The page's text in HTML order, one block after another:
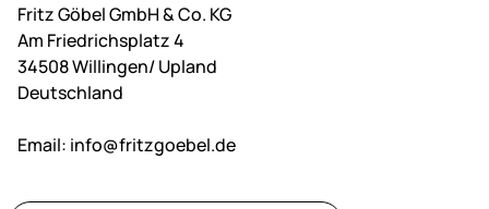
Fritz Göbel GmbH & Co. KG
Am Friedrichsplatz 4
34508 Willingen/ Upland
Deutschland
Email: info@fritzgoebel.de